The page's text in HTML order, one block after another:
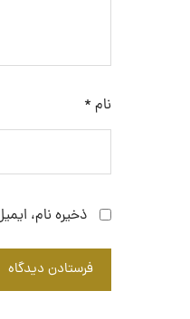
نام *
ذخیره نام،
فرستادن دیدگاه